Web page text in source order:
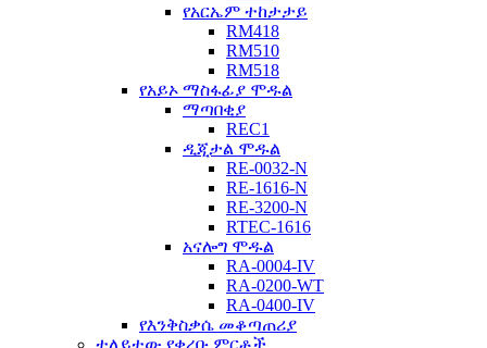
የአርኤም ተከታታይ
RM418
RM510
RM518
የአይኦ ማስፋፊያ ሞዱል
ማጣበቂያ
REC1
ዲጂታል ሞዱል
RE-0032-N
RE-1616-N
RE-3200-N
RTEC-1616
አናሎግ ሞዱል
RA-0004-IV
RA-0200-WT
RA-0400-IV
የእንቅስቃሴ መቆጣጠሪያ
ተለይተው የቀረቡ ምርቶች